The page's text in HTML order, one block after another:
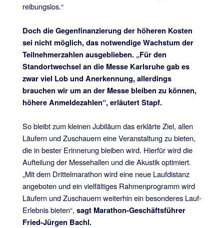
reibungslos.“
Doch die Gegenfinanzierung der höheren Kosten
sei nicht möglich, das notwendige Wachstum der
Teilnehmerzahlen ausgeblieben. „Für den
Standortwechsel an die Messe Karlsruhe gab es
zwar viel Lob und Anerkennung, allerdings
brauchen wir um an der Messe bleiben zu können,
höhere Anmeldezahlen“, erläutert Stapf.
So bleibt zum kleinen Jubiläum das erklärte Ziel, allen
Läufern und Zuschauern eine Veranstaltung zu bieten,
die in bester Erinnerung bleiben wird. Hierfür wird die
Aufteilung der Messehallen und die Akustik optimiert.
„Mit dem Drittelmarathon wird eine neue Laufdistanz
angeboten und ein vielfältiges Rahmenprogramm wird
Läufern und Zuschauern weiterhin ein besonderes Lauf-
Erlebnis bieten“, sagt Marathon-Geschäftsführer
Fried-Jürgen Bachl.